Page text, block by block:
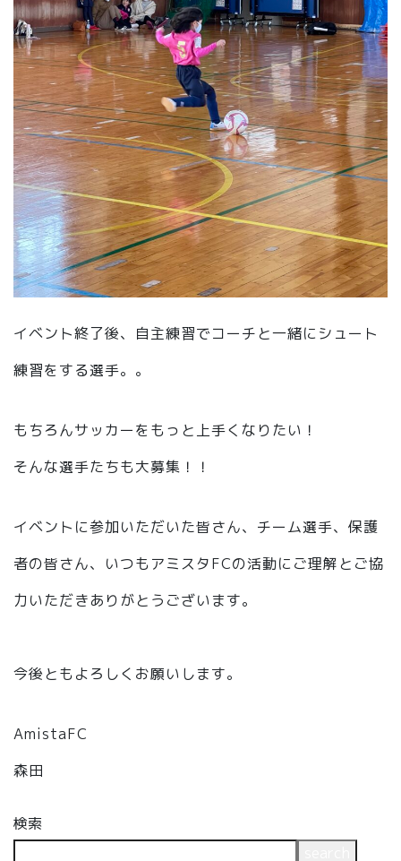
イベント終了後、自主練習でコーチと一緒にシュート
練習をする選手。。
もちろんサッカーをもっと上手くなりたい！
そんな選手たちも大募集！！
イベントに参加いただいた皆さん、チーム選手、保護
者の皆さん、いつもアミスタFCの活動にご理解とご協
力いただきありがとうございます。
今後ともよろしくお願いします。
AmistaFC
森田
検索